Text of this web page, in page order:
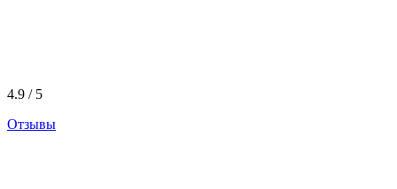
4.9 / 5
Отзывы